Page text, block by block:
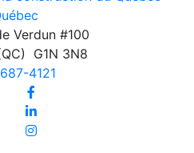
Verdun #100
G1N 3N8
4121